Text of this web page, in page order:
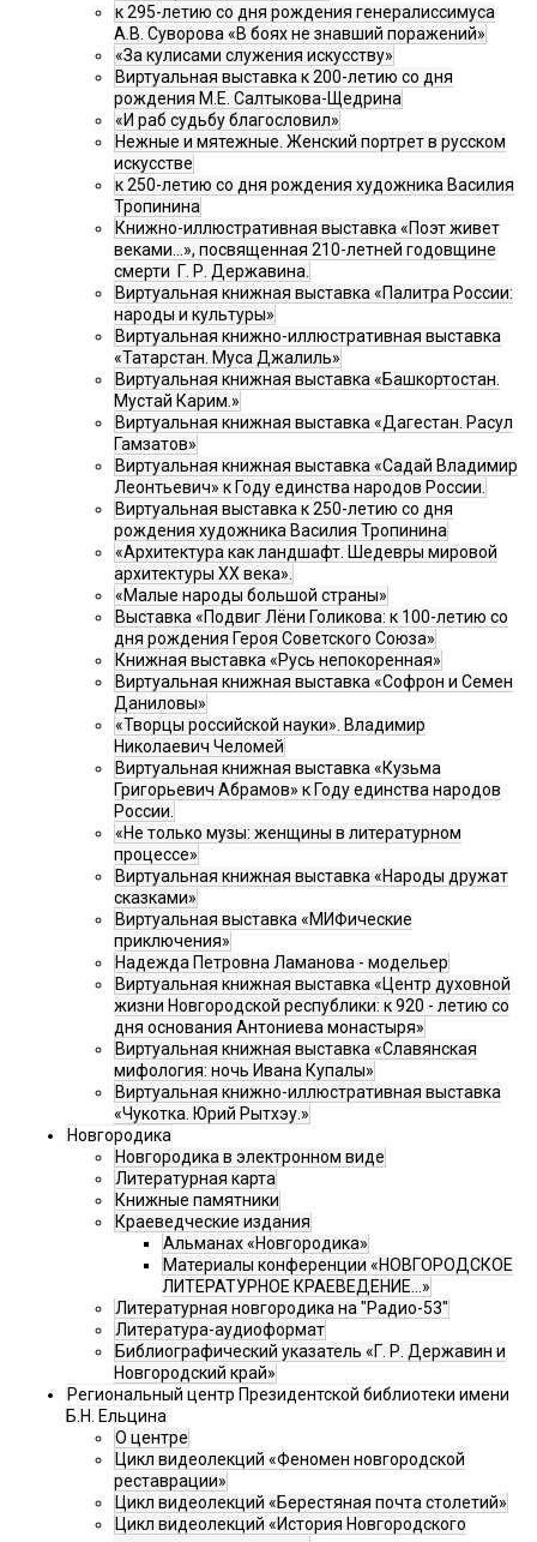
к 295-летию со дня рождения генералиссимуса
А.В. Суворова «В боях не знавший поражений»
«За кулисами служения искусству»
Виртуальная выставка к 200-летию со дня
рождения М.Е. Салтыкова-Щедрина
«И раб судьбу благословил»
Нежные и мятежные. Женский портрет в русском
искусстве
к 250-летию со дня рождения художника Василия
Тропинина
Книжно-иллюстративная выставка «Поэт живет
веками…», посвященная 210-летней годовщине
смерти Г. Р. Державина.
Виртуальная книжная выставка «Палитра России:
народы и культуры»
Виртуальная книжно-иллюстративная выставка
«Татарстан. Муса Джалиль»
Виртуальная книжная выставка «Башкортостан.
Мустай Карим.»
Виртуальная книжная выставка «Дагестан. Расул
Гамзатов»
Виртуальная книжная выставка «Садай Владимир
Леонтьевич» к Году единства народов России.
Виртуальная выставка к 250-летию со дня
рождения художника Василия Тропинина
«Архитектура как ландшафт. Шедевры мировой
архитектуры XX века».
«Малые народы большой страны»
Выставка «Подвиг Лёни Голикова: к 100-летию со
дня рождения Героя Советского Союза»
Книжная выставка «Русь непокоренная»
Виртуальная книжная выставка «Софрон и Семен
Даниловы»
«Творцы российской науки». Владимир
Николаевич Челомей
Виртуальная книжная выставка «Кузьма
Григорьевич Абрамов» к Году единства народов
России.
«Не только музы: женщины в литературном
процессе»
Виртуальная книжная выставка «Народы дружат
сказками»
Виртуальная выставка «МИФические
приключения»
Надежда Петровна Ламанова - модельер
Виртуальная книжная выставка «Центр духовной
жизни Новгородской республики: к 920 - летию со
дня основания Антониева монастыря»
Виртуальная книжная выставка «Славянская
мифология: ночь Ивана Купалы»
Виртуальная книжно-иллюстративная выставка
«Чукотка. Юрий Рытхэу.»
Новгородика
Новгородика в электронном виде
Литературная карта
Книжные памятники
Краеведческие издания
Альманах «Новгородика»
Материалы конференции «НОВГОРОДСКОЕ
ЛИТЕРАТУРНОЕ КРАЕВЕДЕНИЕ...»
Литературная новгородика на "Радио-53"
Литература-аудиоформат
Библиографический указатель «Г. Р. Державин и
Новгородский край»
Региональный центр Президентской библиотеки имени
Б.Н. Ельцина
О центре
Цикл видеолекций «Феномен новгородской
реставрации»
Цикл видеолекций «Берестяная почта столетий»
Цикл видеолекций «История Новгородского